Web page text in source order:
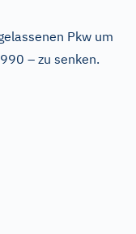
Pkw um
– zu senken.